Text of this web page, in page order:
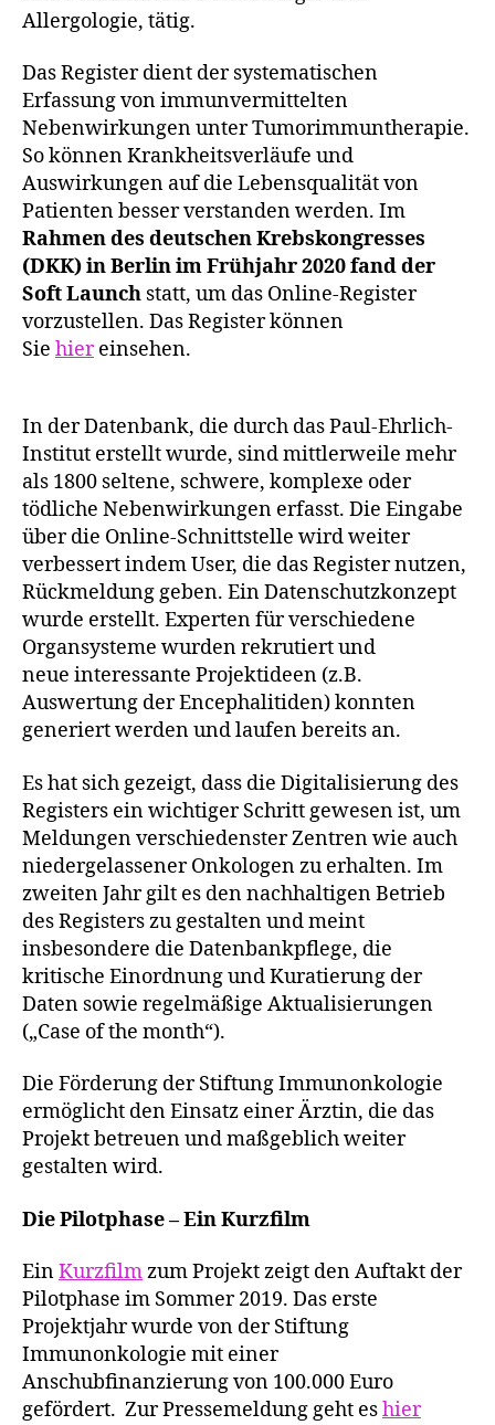
Allergologie, tätig.
Das Register dient der systematischen
Erfassung von immunvermittelten
Nebenwirkungen unter Tumorimmuntherapie.
So können Krankheitsverläufe und
Auswirkungen auf die Lebensqualität von
Patienten besser verstanden werden. Im
Rahmen des deutschen Krebskongresses
(DKK) in Berlin im Frühjahr 2020 fand der
Soft Launch statt, um das Online-Register
vorzustellen. Das Register können
Sie hiereinsehen.
In der Datenbank, die durch das Paul-Ehrlich-
Institut erstellt wurde, sind mittlerweile mehr
als 1800 seltene, schwere, komplexe oder
tödliche Nebenwirkungen erfasst. Die Eingabe
über die Online-Schnittstelle wird weiter
verbessert indem User, die das Register nutzen,
Rückmeldung geben. Ein Datenschutzkonzept
wurde erstellt. Experten für verschiedene
Organsysteme wurden rekrutiert und
neue interessante Projektideen (z.B.
Auswertung der Encephalitiden) konnten
generiert werden und laufen bereits an.
Es hat sich gezeigt, dass die Digitalisierung des
Registers ein wichtiger Schritt gewesen ist, um
Meldungen verschiedenster Zentren wie auch
niedergelassener Onkologen zu erhalten. Im
zweiten Jahr gilt es den nachhaltigen Betrieb
des Registers zu gestalten und meint
insbesondere die Datenbankpflege, die
kritische Einordnung und Kuratierung der
Daten sowie regelmäßige Aktualisierungen
(„Case of the month“).
Die Förderung der Stiftung Immunonkologie
ermöglicht den Einsatz einer Ärztin, die das
Projekt betreuen und maßgeblich weiter
gestalten wird.
Die Pilotphase – Ein Kurzfilm
EinKurzfilmzum Projekt zeigt den Auftakt der
Pilotphase im Sommer 2019. Das erste
Projektjahr wurde von der Stiftung
Immunonkologie mit einer
Anschubfinanzierung von 100.000 Euro
gefördert. Zur Pressemeldung geht eshier